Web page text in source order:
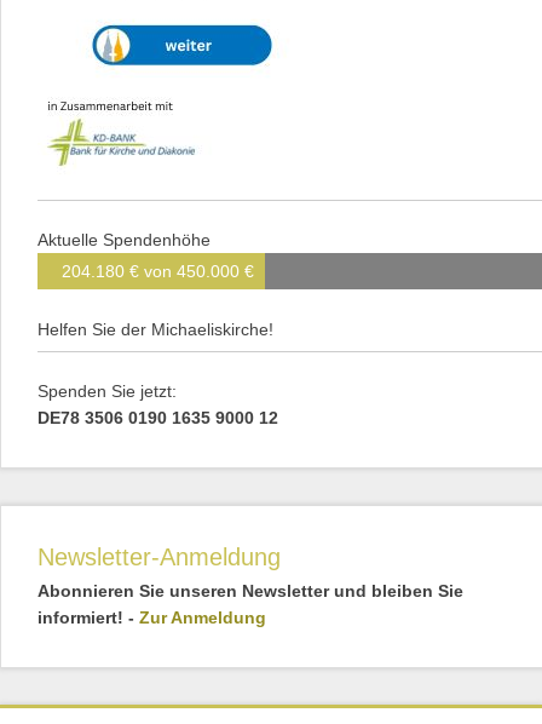
Aktuelle Spendenhöhe
204.180 € von 450.000 €
Helfen Sie der Michaeliskirche!
Spenden Sie jetzt:
DE78 3506 0190 1635 9000 12
Newsletter-Anmeldung
Abonnieren Sie unseren Newsletter und bleiben Sie
informiert! - Zur Anmeldung